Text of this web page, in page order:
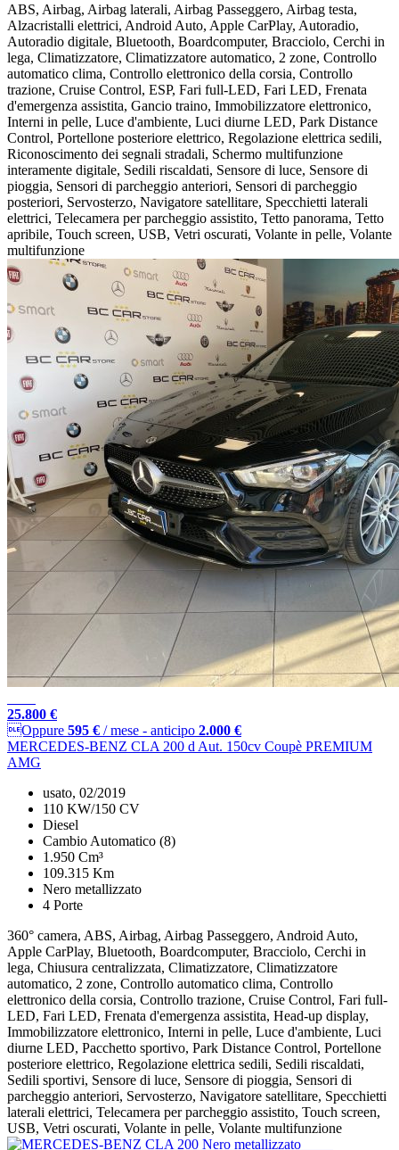
ABS, Airbag, Airbag laterali, Airbag Passeggero, Airbag testa,
Alzacristalli elettrici, Android Auto, Apple CarPlay, Autoradio,
Autoradio digitale, Bluetooth, Boardcomputer, Bracciolo, Cerchi in
lega, Climatizzatore, Climatizzatore automatico, 2 zone, Controllo
automatico clima, Controllo elettronico della corsia, Controllo
trazione, Cruise Control, ESP, Fari full-LED, Fari LED, Frenata
d'emergenza assistita, Gancio traino, Immobilizzatore elettronico,
Interni in pelle, Luce d'ambiente, Luci diurne LED, Park Distance
Control, Portellone posteriore elettrico, Regolazione elettrica sedili,
Riconoscimento dei segnali stradali, Schermo multifunzione
interamente digitale, Sedili riscaldati, Sensore di luce, Sensore di
pioggia, Sensori di parcheggio anteriori, Sensori di parcheggio
posteriori, Servosterzo, Navigatore satellitare, Specchietti laterali
elettrici, Telecamera per parcheggio assistito, Tetto panorama, Tetto
apribile, Touch screen, USB, Vetri oscurati, Volante in pelle, Volante
multifunzione
25.800 €
Oppure 595 € / mese - anticipo 2.000 €
MERCEDES-BENZ CLA 200 d Aut. 150cv Coupè PREMIUM
AMG
usato, 02/2019
110 KW/150 CV
Diesel
Cambio Automatico (8)
1.950 Cm³
109.315 Km
Nero metallizzato
4 Porte
360° camera, ABS, Airbag, Airbag Passeggero, Android Auto,
Apple CarPlay, Bluetooth, Boardcomputer, Bracciolo, Cerchi in
lega, Chiusura centralizzata, Climatizzatore, Climatizzatore
automatico, 2 zone, Controllo automatico clima, Controllo
elettronico della corsia, Controllo trazione, Cruise Control, Fari full-
LED, Fari LED, Frenata d'emergenza assistita, Head-up display,
Immobilizzatore elettronico, Interni in pelle, Luce d'ambiente, Luci
diurne LED, Pacchetto sportivo, Park Distance Control, Portellone
posteriore elettrico, Regolazione elettrica sedili, Sedili riscaldati,
Sedili sportivi, Sensore di luce, Sensore di pioggia, Sensori di
parcheggio anteriori, Servosterzo, Navigatore satellitare, Specchietti
laterali elettrici, Telecamera per parcheggio assistito, Touch screen,
USB, Vetri oscurati, Volante in pelle, Volante multifunzione